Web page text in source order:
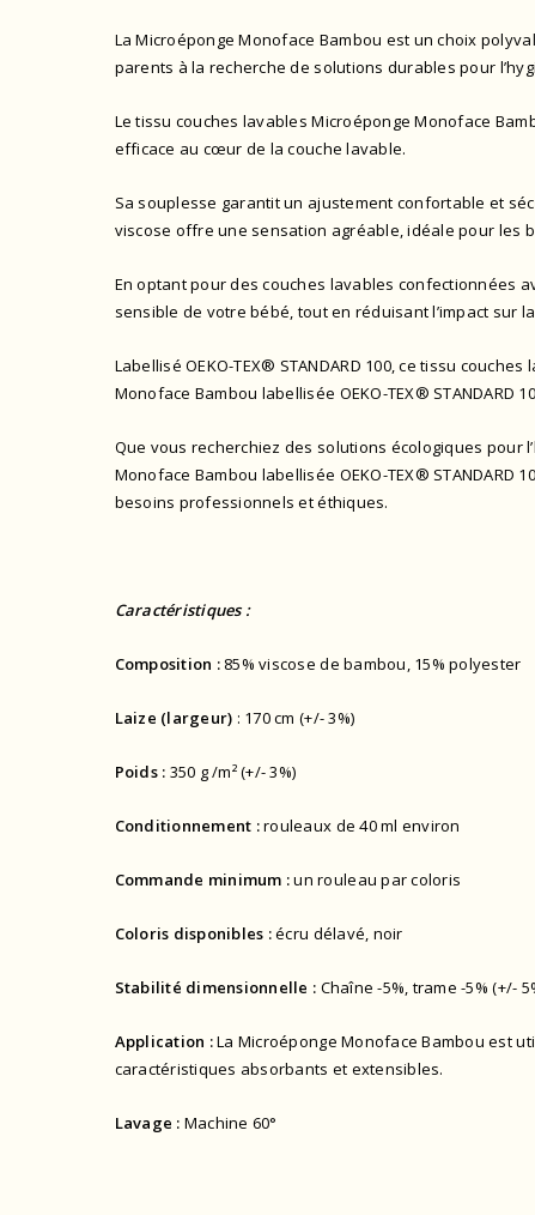
La Microéponge Monoface Bambou est un choix
parents à la recherche de solutions durables pour
Le tissu couches lavables Microéponge Monoface
efficace au cœur de la couche lavable.
Sa souplesse garantit un ajustement confortable et
viscose offre une sensation agréable, idéale pour les
En optant pour des couches lavables confectionnées
sensible de votre bébé, tout en réduisant l’impact sur
Labellisé OEKO-TEX® STANDARD 100, ce tissu
Monoface Bambou labellisée OEKO-TEX®
Que vous recherchiez des solutions écologiques pour
Monoface Bambou labellisée OEKO-TEX®
besoins professionnels et éthiques.
Caractéristiques :
Composition : 85% viscose de bambou, 15% polyester
Laize (largeur) : 170 cm (+/- 3%)
Poids : 350 g /m² (+/- 3%)
Conditionnement :rouleaux de 40 ml environ
Commande minimum :un rouleau par coloris
Coloris disponibles :écru délavé, noir
Stabilité dimensionnelle : Chaîne -5%, trame -5% (+/-
Application :La Microéponge Monoface Bambou est
caractéristiques absorbants et extensibles.
Lavage : Machine 60°